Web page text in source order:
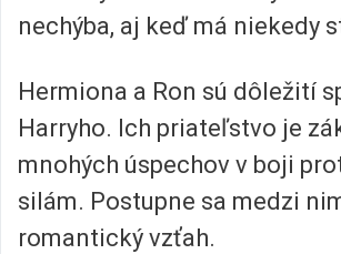
nechýba, aj keď má niekedy
Hermiona a Ron sú dôležití
Harryho. Ich priateľstvo je
mnohých úspechov v boji
silám. Postupne sa medzi
romantický vzťah.